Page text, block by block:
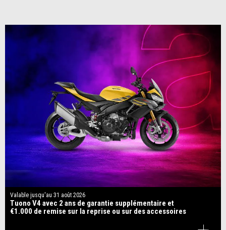
Valable jusqu'au 31 août 2026
Tuono V4 avec 2 ans de garantie supplémentaire et
€1.000 de remise sur la reprise ou sur des accessoires